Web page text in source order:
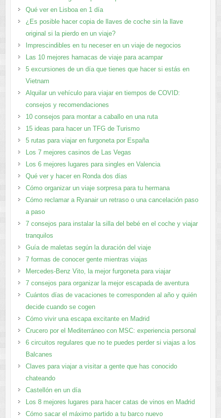
Qué ver en Lisboa en 1 día
¿Es posible hacer copia de llaves de coche sin la llave
original si la pierdo en un viaje?
Imprescindibles en tu neceser en un viaje de negocios
Las 10 mejores hamacas de viaje para acampar
5 excursiones de un día que tienes que hacer si estás en
Vietnam
Alquilar un vehículo para viajar en tiempos de COVID:
consejos y recomendaciones
10 consejos para montar a caballo en una ruta
15 ideas para hacer un TFG de Turismo
5 rutas para viajar en furgoneta por España
Los 7 mejores casinos de Las Vegas
Los 6 mejores lugares para singles en Valencia
Qué ver y hacer en Ronda dos días
Cómo organizar un viaje sorpresa para tu hermana
Cómo reclamar a Ryanair un retraso o una cancelación paso
a paso
7 consejos para instalar la silla del bebé en el coche y viajar
tranquilos
Guía de maletas según la duración del viaje
7 formas de conocer gente mientras viajas
Mercedes-Benz Vito, la mejor furgoneta para viajar
7 consejos para organizar la mejor escapada de aventura
Cuántos días de vacaciones te corresponden al año y quién
decide cuando se cogen
Cómo vivir una escapa excitante en Madrid
Crucero por el Mediterráneo con MSC: experiencia personal
6 circuitos regulares que no te puedes perder si viajas a los
Balcanes
Claves para viajar a visitar a gente que has conocido
chateando
Castellón en un día
Los 8 mejores lugares para hacer catas de vinos en Madrid
Cómo sacar el máximo partido a tu barco nuevo